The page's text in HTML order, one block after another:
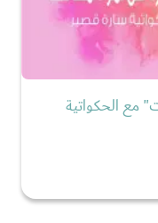
مع الحكواتية